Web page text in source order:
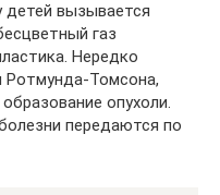
детей вызывается
газ
Нередко
Ротмунда-Томсона,
опухоли.
передаются по